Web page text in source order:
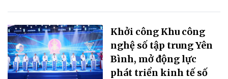
Khởi công Khu công
nghệ số tập trung Yên
Bình, mở động lực
phát triển kinh tế số